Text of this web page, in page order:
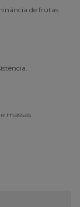
de frutas
massas.